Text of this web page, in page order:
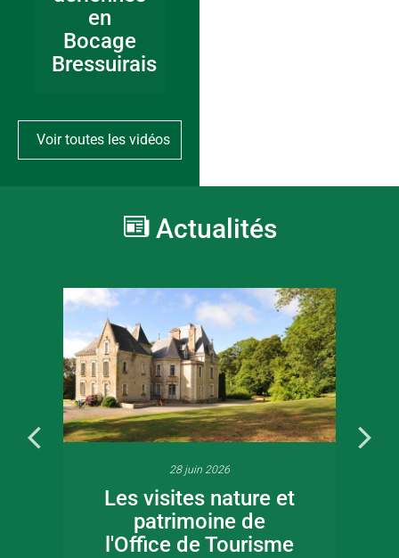
en
Bocage
Bressuirais
Voir toutes les vidéos
Actualités
28 juin 2026
Les visites nature et
patrimoine de
l'Office de Tourisme